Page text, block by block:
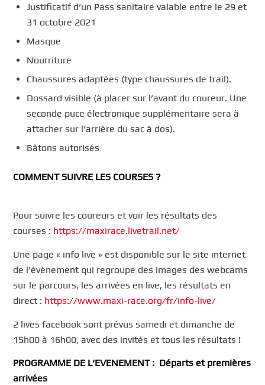
Justificatif d’un Pass sanitaire valable entre le 29 et
31 octobre 2021
Masque
Nourriture
Chaussures adaptées (type chaussures de trail).
Dossard visible (à placer sur l’avant du coureur. Une
seconde puce électronique supplémentaire sera à
attacher sur l’arrière du sac à dos).
Bâtons autorisés
COMMENT SUIVRE LES COURSES ?
Pour suivre les coureurs et voir les résultats des
courses : https://maxirace.livetrail.net/
Une page « info live » est disponible sur le site internet
de l’évènement qui regroupe des images des webcams
sur le parcours, les arrivées en live, les résultats en
direct : https://www.maxi-race.org/fr/info-live/
2 lives facebook sont prévus samedi et dimanche de
15h00 à 16h00, avec des invités et tous les résultats !
PROGRAMME DE L‘EVENEMENT : Départs et premières
arrivées